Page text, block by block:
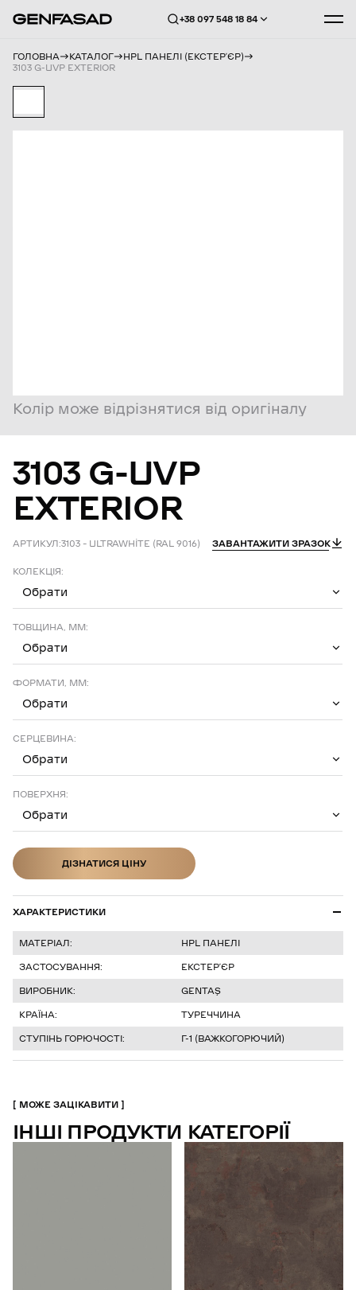
+38 097 548 18 84
ГОЛОВНА КАТАЛОГ
HPL ПАНЕЛІ (ЕКСТЕРʼЄР)
3103 G-UVP EXTERIOR
Колір може відрізнятися від оригіналу
3103 G-UVP
EXTERIOR
АРТИКУЛ:3103 – ULTRAWHİTE (RAL 9016) ЗАВАНТАЖИТИ ЗРАЗОК
КОЛЕКЦІЯ:
Обрати
ТОВЩИНА, ММ:
Обрати
ФОРМАТИ, ММ:
Обрати
СЕРЦЕВИНА:
Обрати
ПОВЕРХНЯ:
Обрати
ДІЗНАТИСЯ ЦІНУ
ХАРАКТЕРИСТИКИ
МАТЕРІАЛ:
HPL ПАНЕЛІ
ЗАСТОСУВАННЯ:
ЕКСТЕРʼЄР
ВИРОБНИК:
GENTAŞ
КРАЇНА:
ТУРЕЧЧИНА
СТУПІНЬ ГОРЮЧОСТІ:
Г-1 (ВАЖКОГОРЮЧИЙ)
МОЖЕ ЗАЦІКАВИТИ
ІНШІ ПРОДУКТИ КАТЕГОРІЇ